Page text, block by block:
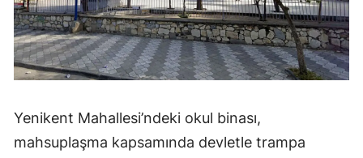
Yenikent Mahallesi’ndeki okul binası,
mahsuplaşma kapsamında devletle trampa